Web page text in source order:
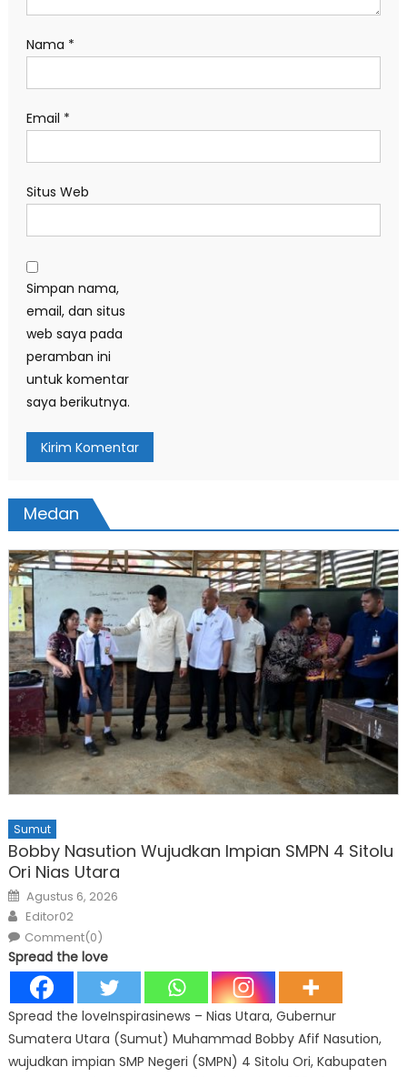
Nama *
Email *
Situs Web
Simpan nama,
email, dan situs
web saya pada
peramban ini
untuk komentar
saya berikutnya.
Medan
Sumut
Bobby Nasution Wujudkan Impian SMPN 4 Sitolu
Ori Nias Utara
Posted
on
Agustus 6, 2026
Author
Editor02
Comment(0)
Spread the love
Spread the loveInspirasinews – Nias Utara, Gubernur
Sumatera Utara (Sumut) Muhammad Bobby Afif Nasution,
wujudkan impian SMP Negeri (SMPN) 4 Sitolu Ori, Kabupaten